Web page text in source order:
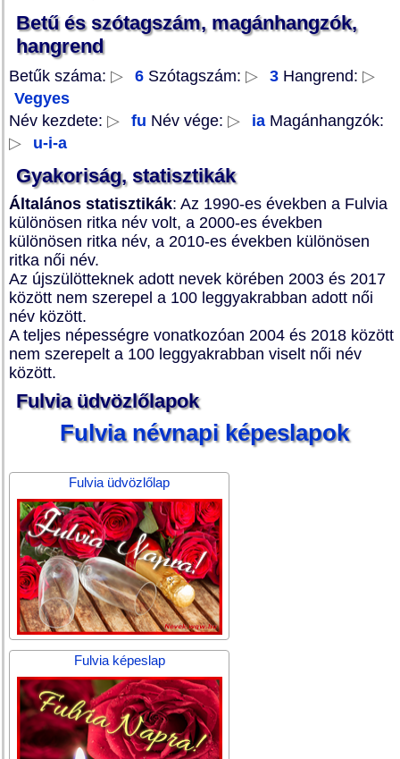
Betű és szótagszám, magánhangzók,
hangrend
Betűk száma: ▷ 6 Szótagszám: ▷ 3 Hangrend: ▷
Vegyes
Név kezdete: ▷ fu Név vége: ▷ ia Magánhangzók:
▷
u-i-a
Gyakoriság, statisztikák
Általános statisztikák: Az 1990-es években a Fulvia
különösen ritka név volt, a 2000-es években
különösen ritka név, a 2010-es években különösen
ritka női név.
Az újszülötteknek adott nevek körében 2003 és 2017
között nem szerepel a 100 leggyakrabban adott női
név között.
A teljes népességre vonatkozóan 2004 és 2018 között
nem szerepelt a 100 leggyakrabban viselt női név
között.
Fulvia üdvözlőlapok
Fulvia névnapi képeslapok
Fulvia üdvözlőlap
Fulvia képeslap